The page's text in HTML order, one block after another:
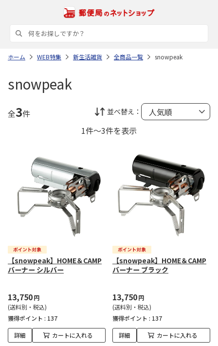
ホーム WEB特集 新生活雑貨 全商品一覧 snowpeak
snowpeak
全3件 並べ替え：
1件～3件を表示
【snowpeak】HOME＆CAMP
バーナー シルバー
13,750円
(送料別・税込)
獲得ポイント : 137
詳細 カートに入れる
【snowpeak】HOME＆CAMP
バーナー ブラック
13,750円
(送料別・税込)
獲得ポイント : 137
詳細 カートに入れる